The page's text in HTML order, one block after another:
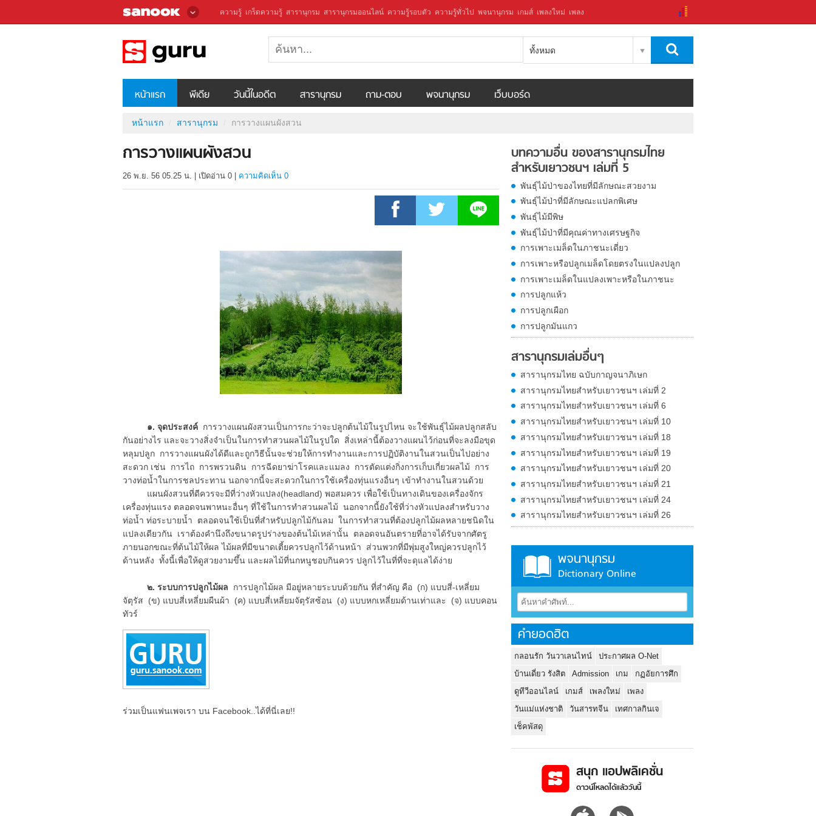
ความรู้ เกร็ดความรู้ สารานุกรม สารานุกรมออนไลน์ ความรู้รอบตัว ความรู้ทั่วไป พจนานุกรม เกมส์ เพลงใหม่ เพลง
ทั้งหมด
หน้าแรก พีเดีย วันนี้ในอดีต สารานุกรม ถาม-ตอบ พจนานุกรม เว็บบอร์ด
หน้าแรก สารานุกรม การวางแผนผังสวน
การวางแผนผังสวน
26 พ.ย. 56 05.25 น. เปิดอ่าน 0 ความคิดเห็น 0
๑. จุดประสงค์ การวางแผนผังสวนเป็นการกะว่าจะปลูกต้นไม้ในรูปไหน จะใช้พันธุ์ไม้ผลปลูกสลับ
กันอย่างไร และจะวางสิ่งจำเป็นในการทำสวนผลไม้ในรูปใด สิ่งเหล่านี้ต้องวางแผนไว้ก่อนที่จะลงมือขุด
หลุมปลูก การวางแผนผังได้ดีและถูกวิธีนั้นจะช่วยให้การทำงานและการปฏิบัติงานในสวนเป็นไปอย่าง
สะดวก เช่น การไถ การพรวนดิน การฉีดยาฆ่าโรคและแมลง การตัดแต่งกิ่งการเก็บเกี่ยวผลไม้ การ
วางท่อน้ำในการชลประทาน นอกจากนี้จะสะดวกในการใช้เครื่องทุ่นแรงอื่นๆ เข้าทำงานในสวนด้วย
แผนผังสวนที่ดีควรจะมีที่ว่างหัวแปลง(headland) พอสมควร เพื่อใช้เป็นทางเดินของเครื่องจักร
เครื่องทุ่นแรง ตลอดจนพาหนะอื่นๆ ที่ใช้ในการทำสวนผลไม้ นอกจากนี้ยังใช้ที่ว่างหัวแปลงสำหรับวาง
ท่อน้ำ ท่อระบายน้ำ ตลอดจนใช้เป็นที่สำหรับปลูกไม้กันลม ในการทำสวนที่ต้องปลูกไม้ผลหลายชนิดใน
แปลงเดียวกัน เราต้องคำนึงถึงขนาดรูปร่างของต้นไม้เหล่านั้น ตลอดจนอันตรายที่อาจได้รับจากศัตรู
ภายนอกขณะที่ต้นไม้ให้ผล ไม้ผลที่มีขนาดเตี้ยควรปลูกไว้ด้านหน้า ส่วนพวกที่มีพุ่มสูงใหญ่ควรปลูกไว้
ด้านหลัง ทั้งนี้เพื่อให้ดูสวยงามขึ้น และผลไม้ที่นกหนูชอบกินควร ปลูกไว้ในที่ที่จะดุแลได้ง่าย
๒. ระบบการปลูกไม้ผล การปลูกไม้ผล มีอยู่หลายระบบด้วยกัน ที่สำคัญ คือ (ก) แบบสี่-เหลี่ยม
จัตุรัส (ข) แบบสี่เหลี่ยมผืนผ้า (ค) แบบสี่เหลี่ยมจัตุรัสซ้อน (ง) แบบหกเหลี่ยมด้านเท่าและ (จ) แบบคอน
ทัวร์
ร่วมเป็นแฟนเพจเรา บน Facebook..ได้ที่นี่เลย!!
บทความอื่น ของสารานุกรมไทย
สำหรับเยาวชนฯ เล่มที่ 5
พันธุ์ไม้ป่าของไทยที่มีลักษณะสวยงาม
พันธุ์ไม้ป่าที่มีลักษณะแปลกพิเศษ
พันธุ์ไม้มีพิษ
พันธุ์ไม้ป่าที่มีคุณค่าทางเศรษฐกิจ
การเพาะเมล็ดในภาชนะเดี่ยว
การเพาะหรือปลูกเมล็ดโดยตรงในแปลงปลูก
การเพาะเมล็ดในแปลงเพาะหรือในภาชนะ
การปลูกแห้ว
การปลูกเผือก
การปลูกมันแกว
สารานุกรมเล่มอื่นๆ
สารานุกรมไทย ฉบับกาญจนาภิเษก
สารานุกรมไทยสำหรับเยาวชนฯ เล่มที่ 2
สารานุกรมไทยสำหรับเยาวชนฯ เล่มที่ 6
สารานุกรมไทยสำหรับเยาวชนฯ เล่มที่ 10
สารานุกรมไทยสำหรับเยาวชนฯ เล่มที่ 18
สารานุกรมไทยสำหรับเยาวชนฯ เล่มที่ 19
สารานุกรมไทยสำหรับเยาวชนฯ เล่มที่ 20
สารานุกรมไทยสำหรับเยาวชนฯ เล่มที่ 21
สารานุกรมไทยสำหรับเยาวชนฯ เล่มที่ 24
สารานุกรมไทยสำหรับเยาวชนฯ เล่มที่ 26
พจนานุกรม
Dictionary Online
คำยอดฮิต
กลอนรัก วันวาเลนไทน์
ประกาศผล O-Net
บ้านเดี่ยว รังสิต
Admission เกม
กฏอัยการศึก
ดูทีวีออนไลน์
เกมส์ เพลงใหม่
เพลง
วันแม่แห่งชาติ
วันสารทจีน
เทศกาลกินเจ
เช็คพัสดุ
สนุก แอปพลิเคชั่น
ดาวน์โหลดได้แล้ววันนี้